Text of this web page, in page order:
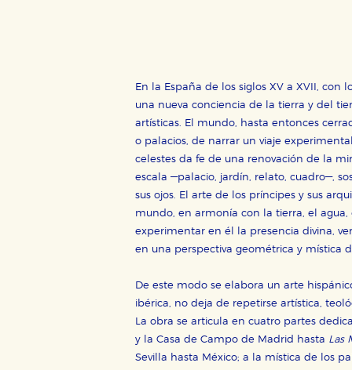
En la España de los siglos XV a XVII, con
una nueva conciencia de la tierra y del
artísticas. El mundo, hasta entonces
o palacios, de narrar un viaje
celestes da fe de una renovación de la
escala —palacio, jardín, relato, cuadro—,
sus ojos. El arte de los príncipes y sus
mundo, en armonía con la tierra, el
experimentar en él la presencia divina,
en una perspectiva geométrica y mística
De este modo se elabora un arte
ibérica, no deja de repetirse artística,
La obra se articula en cuatro partes
y la Casa de Campo de Madrid hasta Las
Sevilla hasta México; a la mística de los
Estas cookies se utilizan
configuraciones de servicios
Estas cookies son
otros sitios. No almacenan
dispositivo de internet.
GUARDAR
Puede consultar nuestrapolítica